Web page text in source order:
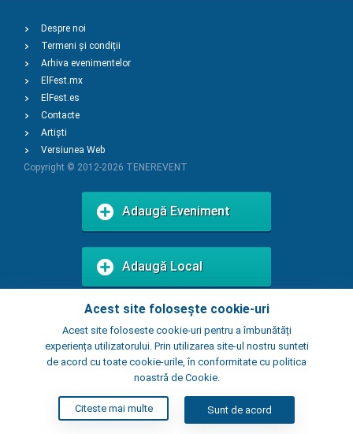
Acest site folosește cookie-uri
Acest site foloseste cookie-uri pentru a îmbunătăți
experiența utilizatorului. Prin utilizarea site-ul nostru sunteti
de acord cu toate cookie-urile, în conformitate cu politica
noastră de Cookie.
Citeste mai multe Sunt de acord
Despre noi
Termeni și condiții
Arhiva evenimentelor
ElFest.mx
ElFest.es
Contacte
Artiști
Versiunea Web
Copyright © 2012-2026 TENEREVENT
Adaugă Eveniment
Adaugă Local